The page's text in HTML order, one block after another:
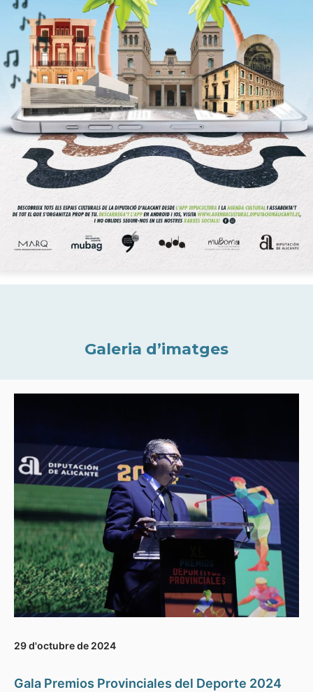
Galeria d’imatges
29 d'octubre de 2024
Gala Premios Provinciales del Deporte 2024